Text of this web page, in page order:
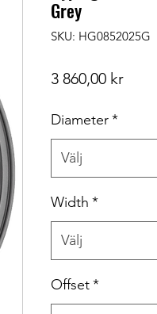
Grey
SKU: HG0852025G
3 860,00 krPris
Diameter*
Välj
Width *
Välj
Offset*